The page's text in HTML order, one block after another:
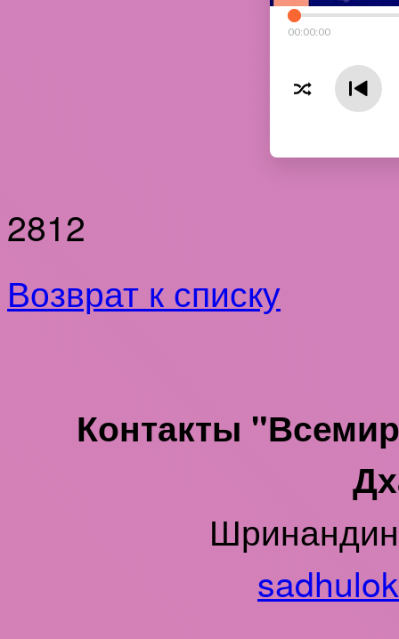
00:00:00
2812
Возврат к списку
Контакты